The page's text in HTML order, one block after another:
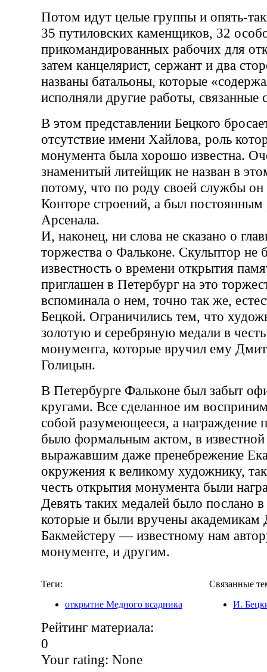
Потом идут целые группы и опять-
35 путиловских каменщиков, 32
прикомандированных рабочих для
затем канцелярист, сержант и два
названы батальоны, которые
исполняли другие работы,
В этом представлении Бецкого
отсутствие имени Хайлова, роль
монумента была хорошо известна.
знаменитый литейщик не назван в
потому, что по роду своей службы он
Конторе строений, а был постоянным
Арсенала.
И, наконец, ни слова не сказано о
торжества о Фальконе. Скульптор не
известность о времени открытия
приглашен в Петербург на это
вспоминала о нем, точно так же,
Бецкой. Ограничились тем, что
золотую и серебряную медали в
монумента, которые вручил ему
Голицын.
В Петербурге Фальконе был забыт
кругами. Все сделанное им
собой разумеющееся, а награждение
было формальным актом, в известной
выражавшим даже пренебрежение
окружения к великому художнику,
честь открытия монумента были
Девять таких медалей было послано
которые и были вручены академикам
Бакмейстеру — известному нам
монументе, и другим.
Теги:
открытие Медного всадника
Связанные
И.
Рейтинг материала:
0
Your rating: None